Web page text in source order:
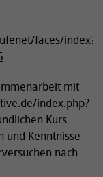
faces/index?
mit
index.php?
Kurs
und Kenntnisse
nach